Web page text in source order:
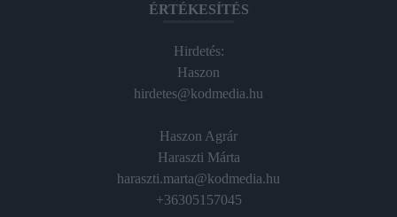
ÉRTÉKESÍTÉS
Hirdetés:
Haszon
hirdetes@kodmedia.hu
Haszon Agrár
Haraszti Márta
haraszti.marta@kodmedia.hu
+36305157045